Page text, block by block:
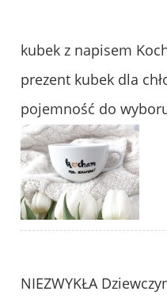
kubek z napisem
prezent kubek dla
pojemność do
NIEZWYKŁA